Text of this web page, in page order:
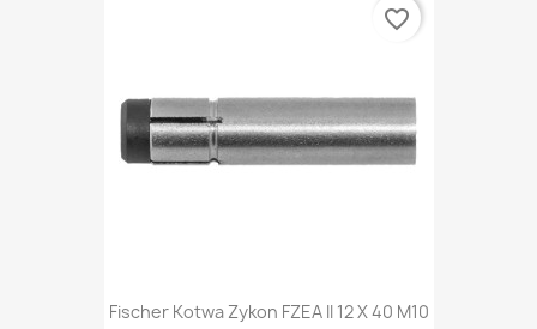
Fischer Kotwa Zykon FZEA II 12 X 40 M10
favorite_border